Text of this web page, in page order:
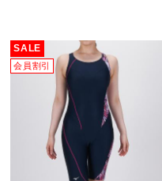
SALE
会員割引